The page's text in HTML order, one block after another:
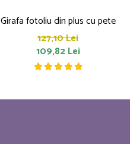
Girafa fotoliu din plus cu pete
127,10 Lei
109,82 Lei